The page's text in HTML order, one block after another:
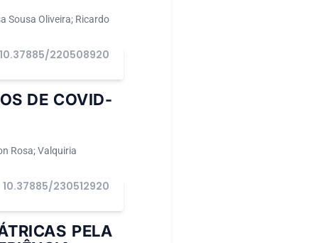
Sousa Oliveira; Ricardo
10.37885/220508920
DE COVID-
Rosa; Valquiria
10.37885/230512920
PELA